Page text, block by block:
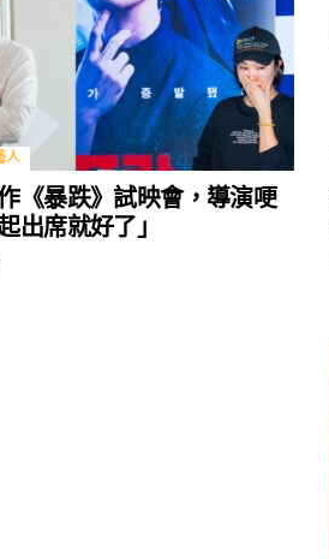
人
《暴跌》試映會，導演哽
出席就好了」